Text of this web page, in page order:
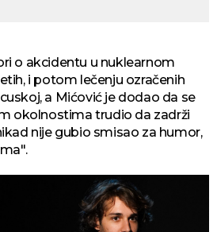
o akcidentu u nuklearnom
i potom lečenju ozračenih
a Mićović je dodao da se
okolnostima trudio da zadrži
nije gubio smisao za humor,